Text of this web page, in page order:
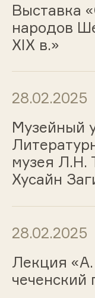
Выставка
народов
XIX в.»
28.02.2025
Музейный
музея Л.Н.
Хусайн
28.02.2025
Лекция
чеченский